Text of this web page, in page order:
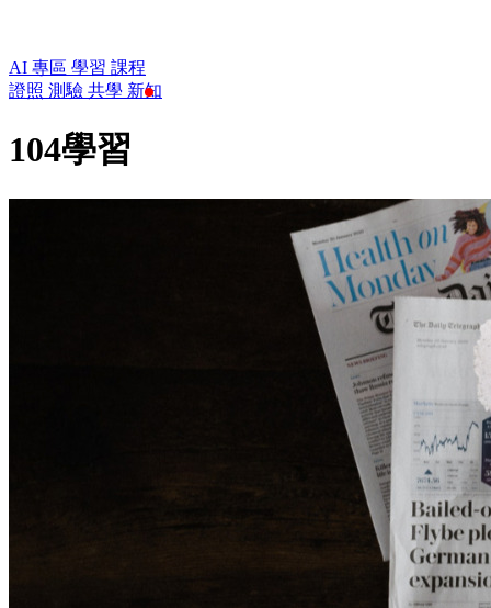
AI 專區 學習 課程
證照 測驗 共學 新知
104學習